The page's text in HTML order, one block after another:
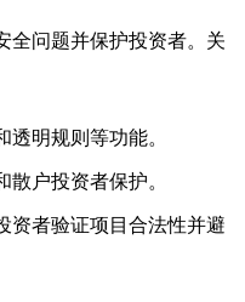
全问题并保护投资者。关
透明规则等功能。
散户投资者保护。
资者验证项目合法性并避